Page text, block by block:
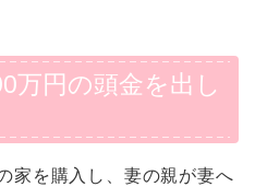
万円の頭金を出し
家を購入し、妻の親が妻へ